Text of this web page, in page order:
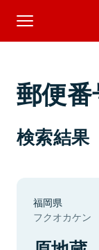
郵便
検索結果
福岡県
フクオカケン